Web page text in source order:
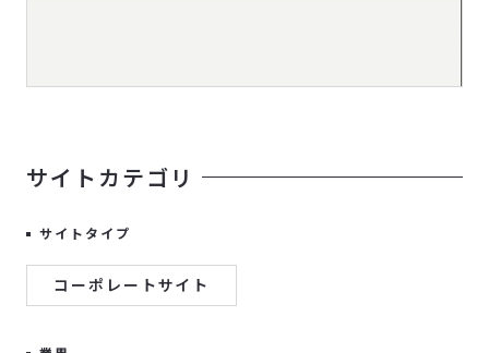
サイトカテゴリ
サイトタイプ
コーポレートサイト